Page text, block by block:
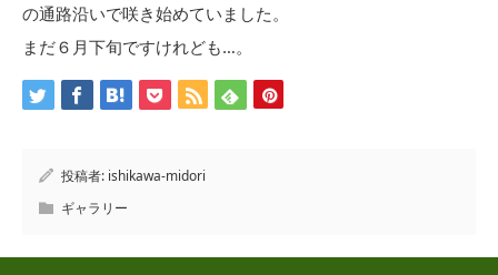
の通路沿いで咲き始めていました。
まだ６月下旬ですけれども…。
投稿者: ishikawa-midori
ギャラリー